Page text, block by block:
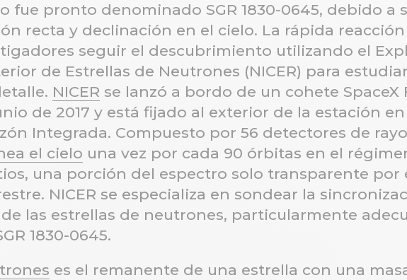
fue pronto denominado SGR 1830-0645, debido a
recta y declinación en el cielo. La rápida
seguir el descubrimiento utilizando el
de Estrellas de Neutrones (NICER) para
NICER se lanzó a bordo de un cohete SpaceX
de 2017 y está fijado al exterior de la estación en
Integrada. Compuesto por 56 detectores de
el cielo una vez por cada 90 órbitas en el
una porción del espectro solo transparente por
NICER se especializa en sondear la
las estrellas de neutrones, particularmente
1830-0645.
es el remanente de una estrella con una